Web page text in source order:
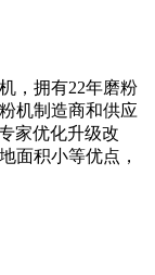
，拥有22年磨粉
机制造商和供应
家优化升级改
面积小等优点，